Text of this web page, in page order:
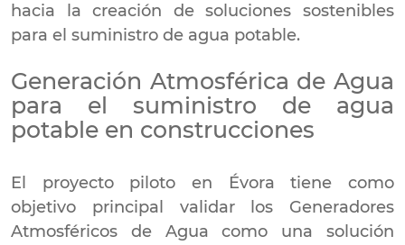
hacia la creación de soluciones sostenibles
para el suministro de agua potable.
Generación Atmosférica de Agua
para el suministro de agua
potable en construcciones
El proyecto piloto en Évora tiene como
objetivo principal validar los Generadores
Atmosféricos de Agua como una solución